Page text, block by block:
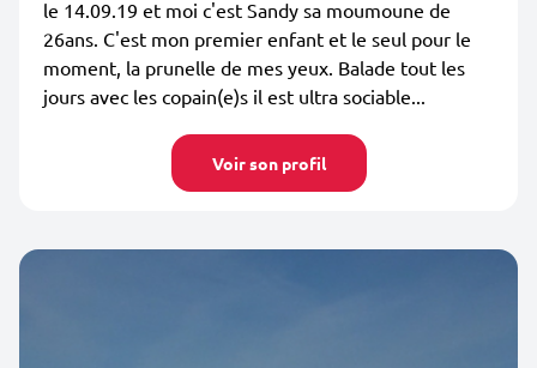
le 14.09.19 et moi c'est Sandy sa moumoune de
26ans. C'est mon premier enfant et le seul pour le
moment, la prunelle de mes yeux. Balade tout les
jours avec les copain(e)s il est ultra sociable...
Voir son profil